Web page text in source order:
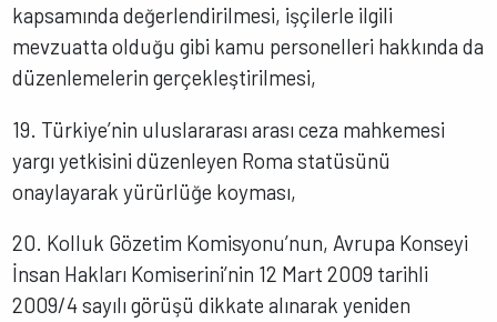
kapsamında değerlendirilmesi, işçilerle ilgili
mevzuatta olduğu gibi kamu personelleri hakkında da
düzenlemelerin gerçekleştirilmesi,
19. Türkiye’nin uluslararası arası ceza mahkemesi
yargı yetkisini düzenleyen Roma statüsünü
onaylayarak yürürlüğe koyması,
20. Kolluk Gözetim Komisyonu’nun, Avrupa Konseyi
İnsan Hakları Komiserini’nin 12 Mart 2009 tarihli
2009/4 sayılı görüşü dikkate alınarak yeniden